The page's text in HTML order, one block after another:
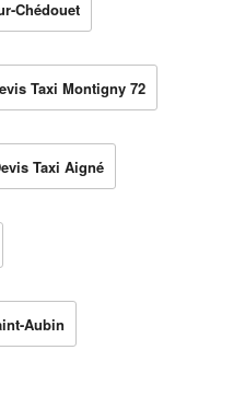
Chédouet
Taxi Montigny 72
Taxi Aigné
Aubin